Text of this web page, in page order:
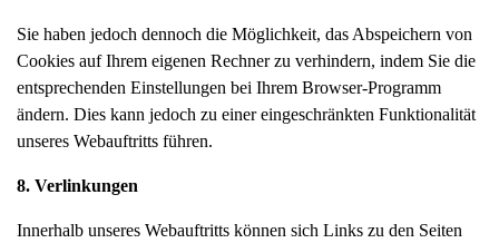
Sie haben jedoch dennoch die Möglichkeit, das Abspeichern von
Cookies auf Ihrem eigenen Rechner zu verhindern, indem Sie die
entsprechenden Einstellungen bei Ihrem Browser-Programm
ändern. Dies kann jedoch zu einer eingeschränkten Funktionalität
unseres Webauftritts führen.
8. Verlinkungen
Innerhalb unseres Webauftritts können sich Links zu den Seiten